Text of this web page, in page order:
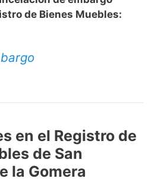
de Bienes Muebles:
en el Registro de
de San
la Gomera